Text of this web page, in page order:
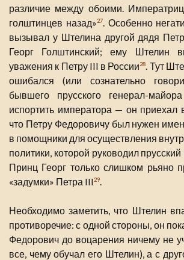
различие между обоими.
голштинцев назад»27. Особенно
вызывал у Штелина другой дядя
Георг Голштинский; ему Штелин
уважения к Петру III в России28
. Тут
ошибался (или сознательно
бывшего прусского генерал-
испортить императора — он приехал
что Петру Федоровичу был нужен
в помощники для осуществления
политики, которой руководил прусский
Принц Георг только слишком рьяно
«задумки» Петра III29
Необходимо заметить, что Штелин
противоречие: с одной стороны, он
Федорович до воцарения ничему не
все, чему обучал его Штелин), а с